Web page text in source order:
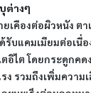
ต่างๆ
ยเคืองต่อผิวหนัง ต
รับแคมเมียมต่อเนื่อ
ตอิไต โดยกระดูกค
รวมถึงเพิ่มความเ